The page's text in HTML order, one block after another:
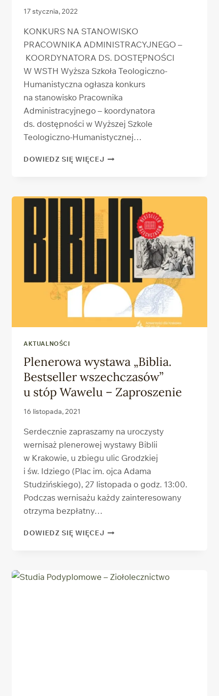
17 stycznia, 2022
KONKURS NA STANOWISKO
PRACOWNIKA ADMINISTRACYJNEGO –
KOORDYNATORA DS. DOSTĘPNOŚCI
W WSTH Wyższa Szkoła Teologiczno-
Humanistyczna ogłasza konkurs
na stanowisko Pracownika
Administracyjnego – koordynatora
ds. dostępności w Wyższej Szkole
Teologiczno-Humanistycznej…
DOWIEDZ SIĘ WIĘCEJKONKURS
–
KOORDYNATORA
DS. DOSTĘPNOŚCI
AKTUALNOŚCI
Plenerowa wystawa „Biblia.
Bestseller wszechczasów”
u stóp Wawelu – Zaproszenie
16 listopada, 2021
Serdecznie zapraszamy na uroczysty
wernisaż plenerowej wystawy Biblii
w Krakowie, u zbiegu ulic Grodzkiej
i św. Idziego (Plac im. ojca Adama
Studzińskiego), 27 listopada o godz. 13:00.
Podczas wernisażu każdy zainteresowany
otrzyma bezpłatny…
DOWIEDZ SIĘ WIĘCEJPLENEROWA
U STÓP